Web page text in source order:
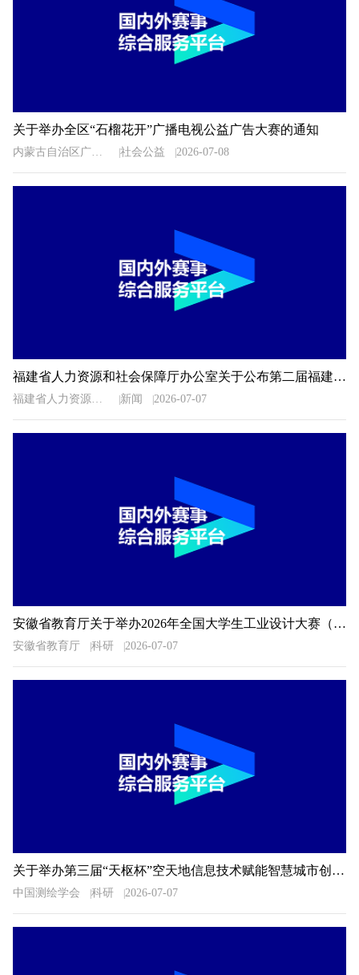
关于举办全区“石榴花开”广播电视公益广告大赛的通知
内蒙古自治区广播电视局 社会公益 2026-07-08
福建省人力资源和社会保障厅办公室关于公布第二届福建省“青春之歌”创业创新大赛获奖名单的通知
福建省人力资源和社会保障厅办公室 新闻 2026-07-07
安徽省教育厅关于举办2026年全国大学生工业设计大赛（安徽赛区）的通知
安徽省教育厅 科研 2026-07-07
关于举办第三届“天枢杯”空天地信息技术赋能智慧城市创新应用大赛的通知
中国测绘学会 科研 2026-07-07